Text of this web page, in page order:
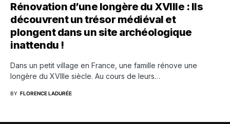
Rénovation d’une longère du XVIIIe : Ils
découvrent un trésor médiéval et
plongent dans un site archéologique
inattendu !
Dans un petit village en France, une famille rénove une
longère du XVIIIe siècle. Au cours de leurs…
BY FLORENCE LADURÉE